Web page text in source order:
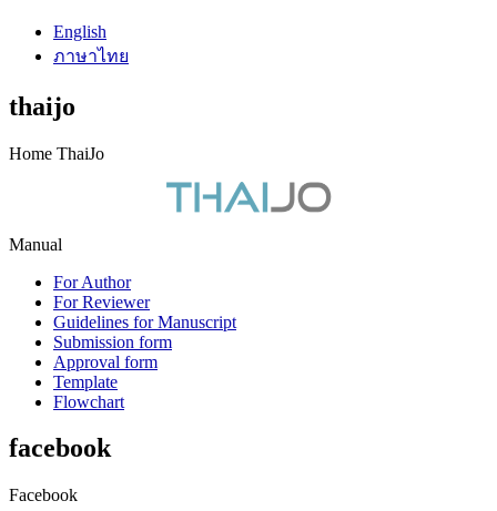
English
ภาษาไทย
thaijo
Home ThaiJo
Manual
For Author
For Reviewer
Guidelines for Manuscript
Submission form
Approval form
Template
Flowchart
facebook
Facebook